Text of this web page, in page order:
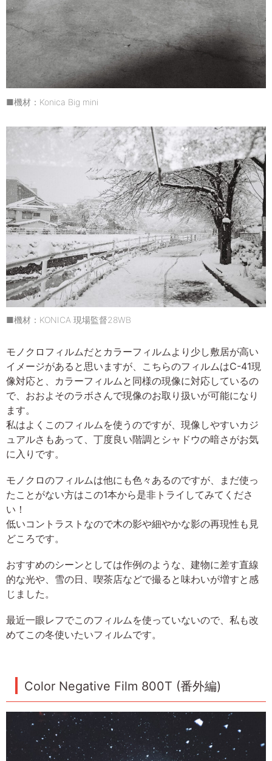
■機材：Konica Big mini
■機材：KONICA 現場監督28WB
モノクロフィルムだとカラーフィルムより少し敷居が高い
イメージがあると思いますが、こちらのフィルムはC-41現
像対応と、カラーフィルムと同様の現像に対応しているの
で、おおよそのラボさんで現像のお取り扱いが可能になり
ます。
私はよくこのフィルムを使うのですが、現像しやすいカジ
ュアルさもあって、丁度良い階調とシャドウの暗さがお気
に入りです。
モノクロのフィルムは他にも色々あるのですが、まだ使っ
たことがない方はこの1本から是非トライしてみてくださ
い！
低いコントラストなので木の影や細やかな影の再現性も見
どころです。
おすすめのシーンとしては作例のような、建物に差す直線
的な光や、雪の日、喫茶店などで撮ると味わいが増すと感
じました。
最近一眼レフでこのフィルムを使っていないので、私も改
めてこの冬使いたいフィルムです。
Color Negative Film 800T (番外編)